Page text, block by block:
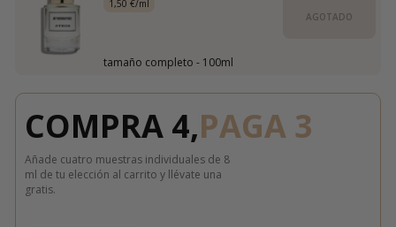
1,50 €/ml
tamaño completo - 100ml
AGOTADO
COMPRA 4,PAGA 3
Añade cuatro muestras individuales de 8
ml de tu elección al carrito y llévate una
gratis.